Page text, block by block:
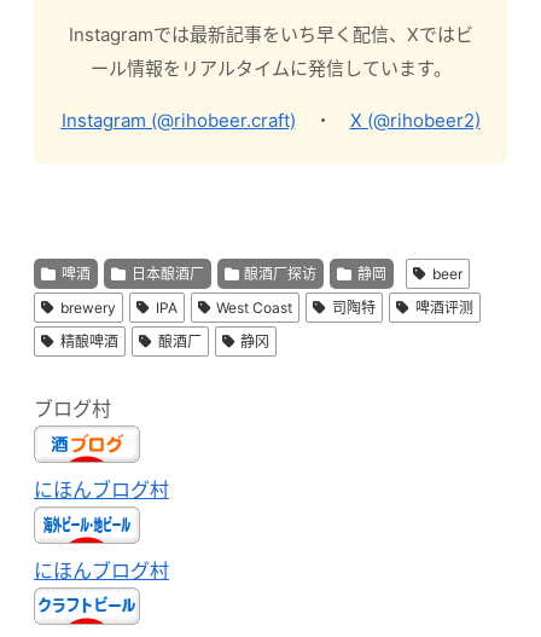
Instagramでは最新記事をいち早く配信、Xではビ
ール情報をリアルタイムに発信しています。
Instagram (@rihobeer.craft) ・ X (@rihobeer2)
啤酒 日本酿酒厂 酿酒厂探访 静岡
beer
brewery
IPA West Coast 司陶特
啤酒评测
精酿啤酒
酿酒厂 静冈
ブログ村
にほんブログ村
にほんブログ村